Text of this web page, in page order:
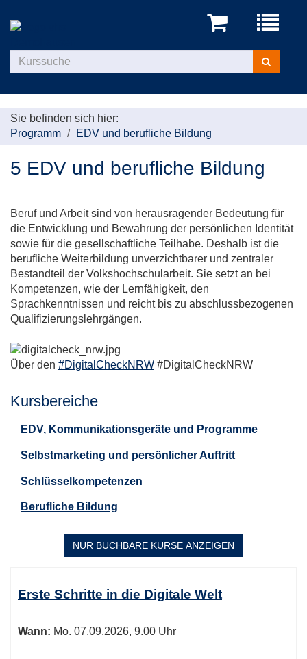
Menü
Kurse
suchen
Sie befinden sich hier:
Programm
EDV und berufliche Bildung
5 EDV und berufliche Bildung
Beruf und Arbeit sind von herausragender Bedeutung für
die Entwicklung und Bewahrung der persönlichen Identität
sowie für die gesellschaftliche Teilhabe. Deshalb ist die
berufliche Weiterbildung unverzichtbarer und zentraler
Bestandteil der Volkshochschularbeit. Sie setzt an bei
Kompetenzen, wie der Lernfähigkeit, den
Sprachkenntnissen und reicht bis zu abschlussbezogenen
Qualifizierungslehrgängen.
Über den #DigitalCheckNRW #DigitalCheckNRW
Kursbereiche
EDV, Kommunikationsgeräte und Programme
Selbstmarketing und persönlicher Auftritt
Schlüsselkompetenzen
Berufliche Bildung
NUR BUCHBARE KURSE ANZEIGEN
Tabellenüberschriften
können
werden.
Erste Schritte in die Digitale Welt
Wann: Mo. 07.09.2026, 9.00 Uhr